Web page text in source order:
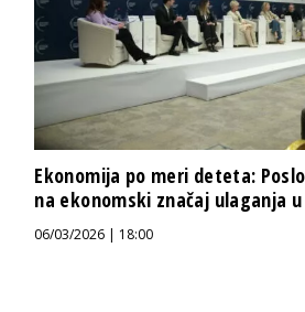
Ekonomija po meri deteta:
na ekonomski značaj ulaganja
06/03/2026 | 18:00